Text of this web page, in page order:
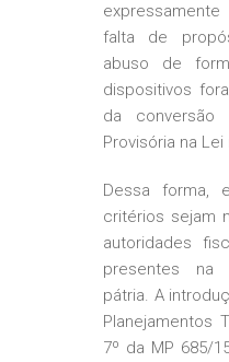
falta de
abuso de
dispositivos
da conversão
Provisória na Lei
Dessa forma,
critérios sejam
autoridades
presentes na
pátria. A
Planejamentos
7º da MP 685/